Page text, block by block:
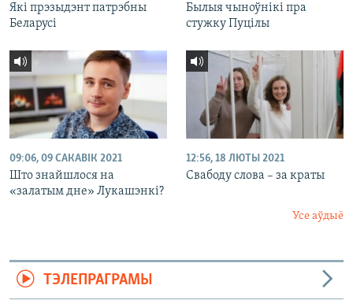
Які прэзыдэнт патрэбны
Беларусі
Былыя чыноўнікі пра
стужку Пуцілы
09:06, 09 САКАВІК 2021
Што знайшлося на
«залатым дне» Лукашэнкі?
12:56, 18 ЛЮТЫ 2021
Свабоду слова – за краты
Усе аўдыё
ТЭЛЕПРАГРАМЫ